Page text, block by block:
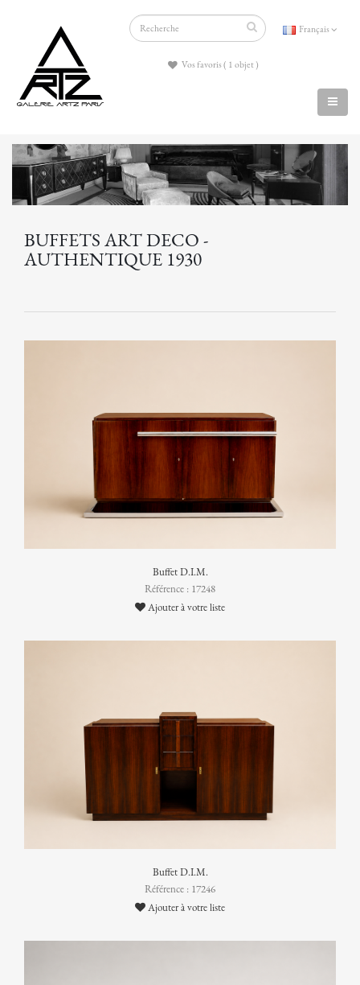
Français
Vos favoris ( 1 objet )
BUFFETS ART DECO -
AUTHENTIQUE 1930
Buffet D.I.M.
Référence : 17248
Ajouter à votre liste
Buffet D.I.M.
Référence : 17246
Ajouter à votre liste